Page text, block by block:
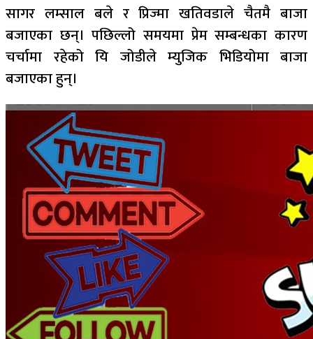
सागर लम्साल बले र प्रिज्मा खतिवडाले चैतमै बाजा
बजाएका छन्। पछिल्लो समयमा प्रेम सम्बन्धका कारण
चर्चामा रहेको यि जोडीले म्युजिक भिडियोमा बाजा
बजाएका हुन्।